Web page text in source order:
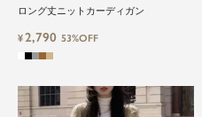
ロング丈ニットカーディガン
¥2,790 53%OFF